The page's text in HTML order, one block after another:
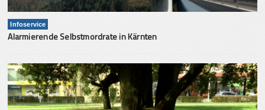
Infoservice
Alarmierende Selbstmordrate in Kärnten